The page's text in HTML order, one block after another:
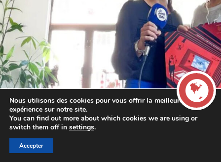
ARTICLE
LIVE
Nous utilisons des cookies pour vous offrir la meilleure
expérience sur notre site.
You can find out more about which cookies we are using or
switch them off in settings.
Accepter